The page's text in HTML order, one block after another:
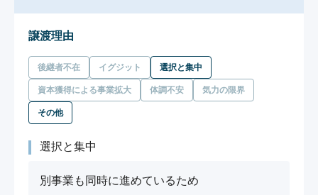
譲渡理由
後継者不在 イグジット 選択と集中
資本獲得による事業拡大 体調不安 気力の限界
その他
選択と集中
別事業も同時に進めているため